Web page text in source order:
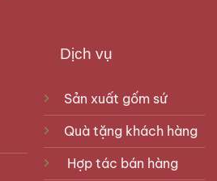
Dịch vụ
Sản xuất gốm sứ
Quà tặng khách hàng
Hợp tác bán hàng